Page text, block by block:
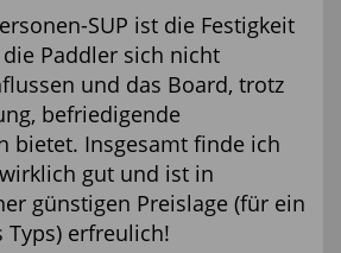
SUP ist die Festigkeit
Paddler sich nicht
und das Board, trotz
befriedigende
bietet. Insgesamt finde ich
gut und ist in
günstigen Preislage (für ein
Typs) erfreulich!